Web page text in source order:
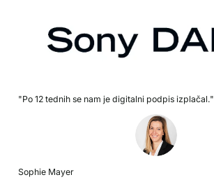
"Po 12 tednih se nam je digitalni podpis izplačal."
Sophie Mayer